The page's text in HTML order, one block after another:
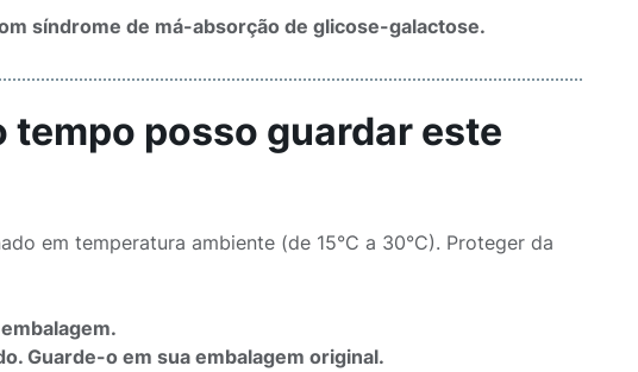
síndrome de má-absorção de glicose-galactose.
tempo posso guardar este
em temperatura ambiente (de 15°C a 30°C). Proteger da
Guarde-o em sua embalagem original.